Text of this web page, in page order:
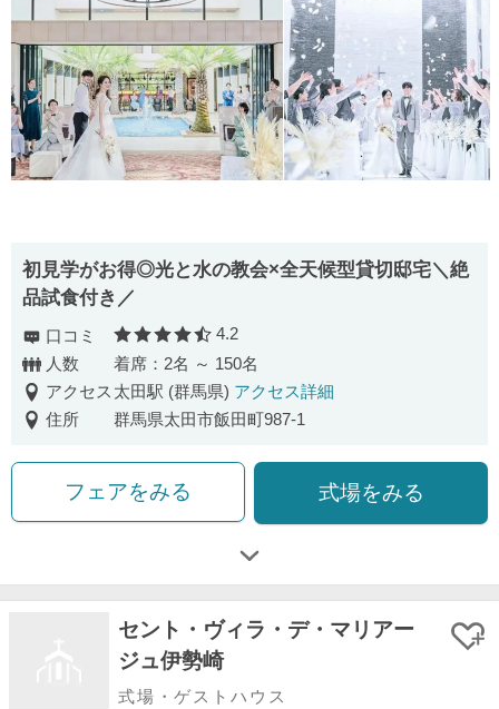
初見学がお得◎光と水の教会×全天候型貸切邸宅＼絶
品試食付き／
口コミ 口コミ評価
4.2
人数
着席：2名 ～ 150名
アクセス 太田駅 (群馬県) アクセス詳細
住所
群馬県太田市飯田町987-1
フェアをみる 式場をみる
セント・ヴィラ・デ・マリアー
ジュ伊勢崎
式場・ゲストハウス